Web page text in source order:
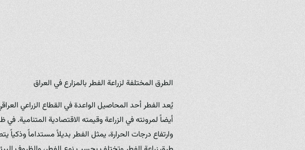
الطرق المختلفة لزراعة الفطر بالمزارع في العراق
يُعد الفطر أحد المحاصيل الواعدة في القطاع الزراعي
أيضاً لمرونته في الزراعة وقيمته الاقتصادية المتنامية.
وارتفاع درجات الحرارة، يمثل الفطر بديلاً مستداماً